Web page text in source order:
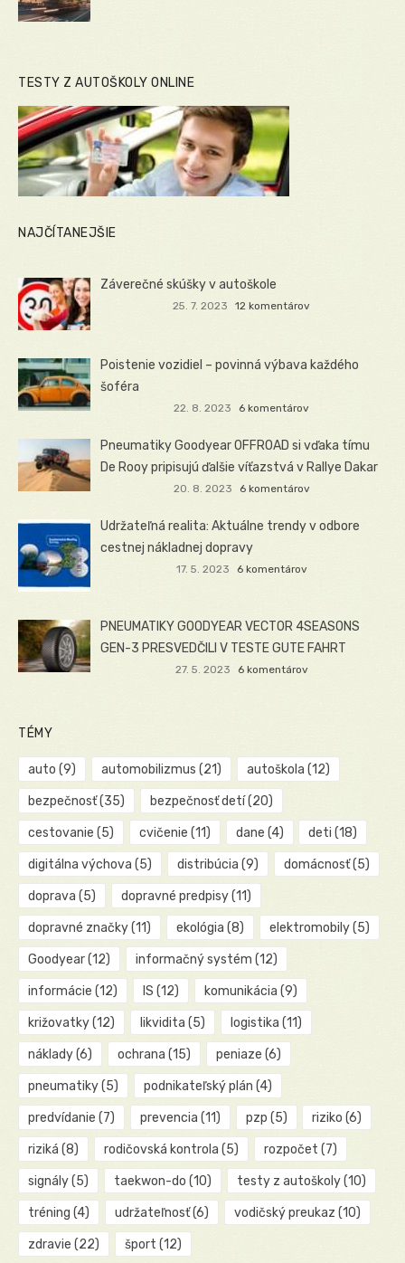
TESTY Z AUTOŠKOLY ONLINE
NAJČÍTANEJŠIE
Záverečné skúšky v autoškole
25. 7. 2023 12 komentárov
Poistenie vozidiel – povinná výbava každého
šoféra
22. 8. 2023 6 komentárov
Pneumatiky Goodyear OFFROAD si vďaka tímu
De Rooy pripisujú ďalšie víťazstvá v Rallye Dakar
20. 8. 2023 6 komentárov
Udržateľná realita: Aktuálne trendy v odbore
cestnej nákladnej dopravy
17. 5. 2023 6 komentárov
PNEUMATIKY GOODYEAR VECTOR 4SEASONS
GEN-3 PRESVEDČILI V TESTE GUTE FAHRT
27. 5. 2023 6 komentárov
TÉMY
auto (9) automobilizmus (21) autoškola (12)
bezpečnosť(35) bezpečnosť detí(20)
cestovanie (5) cvičenie (11) dane (4) deti (18)
digitálna výchova (5) distribúcia (9) domácnosť(5)
doprava (5) dopravné predpisy(11)
dopravné značky(11) ekológia (8) elektromobily(5)
Goodyear(12) informačný systém (12)
informácie (12) IS (12) komunikácia (9)
križovatky(12) likvidita (5) logistika (11)
náklady(6) ochrana (15) peniaze (6)
pneumatiky(5) podnikateľský plán (4)
predvídanie (7) prevencia (11) pzp (5) riziko (6)
riziká (8) rodičovská kontrola (5) rozpočet (7)
signály(5) taekwon-do (10) testy z autoškoly(10)
tréning (4) udržateľnosť(6) vodičský preukaz (10)
zdravie (22) šport (12)